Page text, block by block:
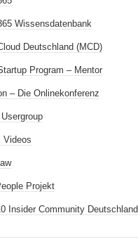
Wissensdatenbank
Deutschland (MCD)
Program – Mentor
– Die Onlinekonferenz
Videos
Projekt
Insider Community Deutschland